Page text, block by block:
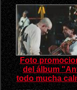
Foto
del álbum
todo mucha